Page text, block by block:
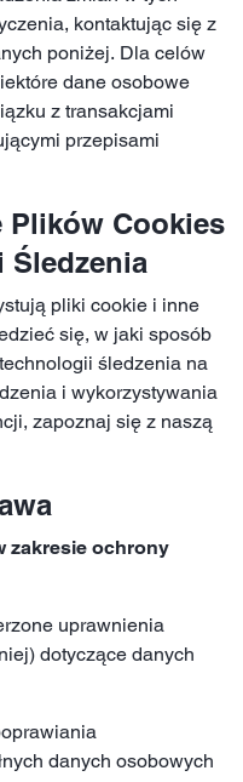
kontaktując się z
poniżej. Dla celów
dane osobowe
z transakcjami
przepisami
Plików Cookies
pliki cookie i inne
się, w jaki sposób
śledzenia na
i wykorzystywania
zapoznaj się z naszą
zakresie ochrony
uprawnienia
dotyczące danych
danych osobowych